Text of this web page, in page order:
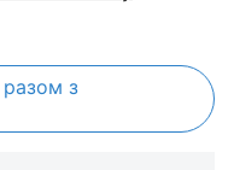
разом з